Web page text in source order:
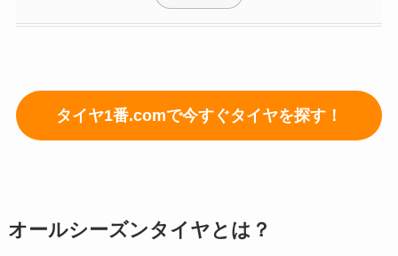
タイヤ1番.comで今すぐタイヤを探す！
オールシーズンタイヤとは？